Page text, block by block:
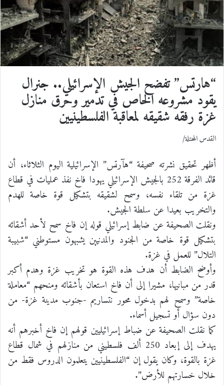
ك
إ
ن
l
r
ر
ي
س
ت
i
t
ب
“هارتس” تفضح الجيش الإسرائيلي.. جنرال
يقود مشروعه الخاص في تدمير وحرق منازل
غزة رفقه شقيقه لمعاقبة الفلسطينيين
القدس المحتلة/
أظهر تحقيق نشرته صحيفة “هآرتس” الإسرائيلية اليوم الثلاثاء، أن
قائد الفرقة 252 بالجيش الإسرائيلي يهودا فاخ نفذ عمليات في قطاع
غزة من تلقاء نفسه، وسمح لشقيقه بتشكيل قوة خاصة للهدم
والتخريب بعيدا عن سلطة الجيش.
ونقلت الصحيفة عن ضابط إسرائيلي قوله إن فاخ سمح لأحد أشقائه
بتشكيل قوة خاصة من الجنود والمدنيين يشبهون مستوطني “شبيبة
التلال” للعمل في غزة.
وأوضح الضابط أن هدف هذه القوة هو تخريب غزة وهدم أكبر
قدر من مبانيها، مشيرا إلى أن فاخ استعان بأشقائه ومنحهم “معاملة
خاصة” وسمح لهم بدخول محور نتساريم -جنوب مدينة غزة- من
دون سؤال أو تسجيل أسماء.
كما نقلت الصحيفة عن ضباط إسرائيليين قولهم إن فاخ أخبرهم أنه
يهدف إلى إبعاد 250 ألف فلسطيني من منازلهم في شمال قطاع
غزة بالقوة، وكان يقول إن “الفلسطينيين يتعلمون الدروس فقط من
خلال خسارتهم للأرض”.